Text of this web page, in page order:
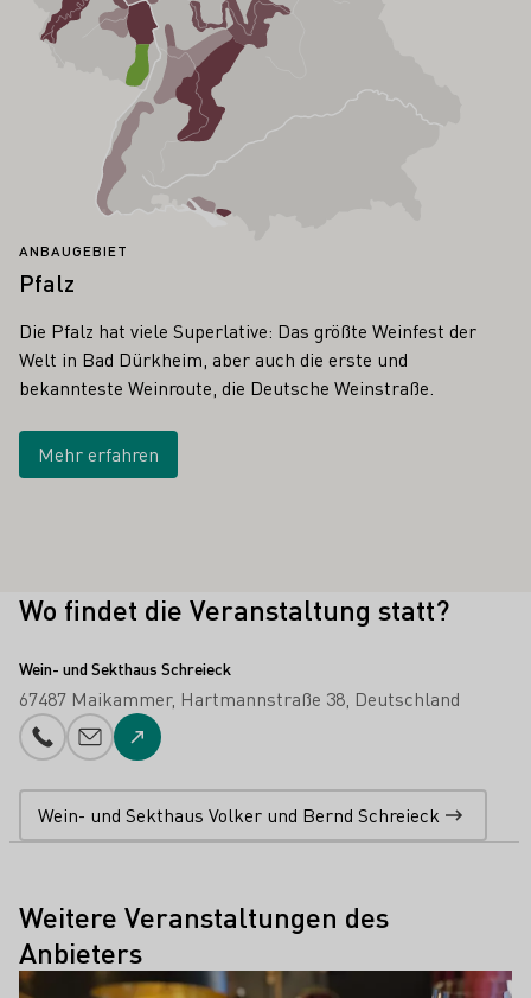
ANBAUGEBIET
Pfalz
Die Pfalz hat viele Superlative: Das größte Weinfest der
Welt in Bad Dürkheim, aber auch die erste und
bekannteste Weinroute, die Deutsche Weinstraße.
Mehr erfahren
Wo findet die Veranstaltung statt?
Wein- und Sekthaus Schreieck
67487 Maikammer Hartmannstraße 38 Deutschland
Telefonnummer
E-Mail-Adresse
Zur Website
Wein- und Sekthaus Volker und Bernd Schreieck
Weitere Veranstaltungen des
Anbieters
Mehr erfahren